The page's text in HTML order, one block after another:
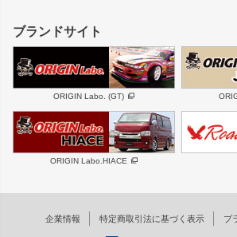
GS350
SC
スバル 三菱
デリカ D:5
軽自動車 汎用
ボンネット
フェンダー
サイドパーツ
リアゲート
メンテナン
ハイエースパーツ
ホイール
DAYTONA-RS
DAYTONA-
エアロシリーズ
RUGGER MODEL
ブランドサイト
ORIGIN Labo. (GT)
ORIGIN Labo.HIACE
企業情報 特定商取引法に基づく表示 プ